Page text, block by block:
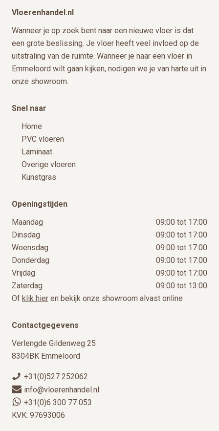
Vloerenhandel.nl
Wanneer je op zoek bent naar een nieuwe vloer is dat
een grote beslissing. Je vloer heeft veel invloed op de
uitstraling van de ruimte. Wanneer je naar een vloer in
Emmeloord wilt gaan kijken, nodigen we je van harte uit in
onze showroom.
Snel naar
Home
PVC vloeren
Laminaat
Overige vloeren
Kunstgras
Openingstijden
Maandag
09:00 tot 17:00
Dinsdag
09:00 tot 17:00
Woensdag
09:00 tot 17:00
Donderdag
09:00 tot 17:00
Vrijdag
09:00 tot 17:00
Zaterdag
09:00 tot 13:00
Of klik hier en bekijk onze showroom alvast online
Contactgegevens
Verlengde Gildenweg 25
8304BK Emmeloord
+31(0)527 252062
info@vloerenhandel.nl
+31(0)6 300 77 053
KVK: 97693006